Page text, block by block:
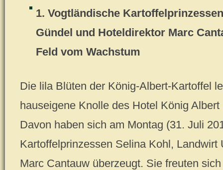
1. Vogtländische
Gündel und Hoteldirektor Marc
Feld vom Wachstum
Die lila Blüten der König-Albert-Kartoffel
hauseigene Knolle des Hotel König
Davon haben sich am Montag (31. Juli
Kartoffelprinzessen Selina Kohl,
Marc Cantauw überzeugt. Sie freuten